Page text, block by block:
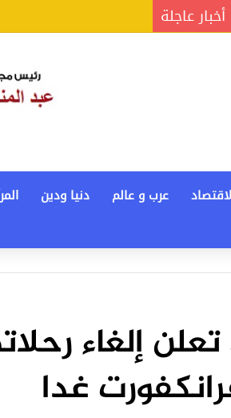
أخبار عاجلة
عرب و عالم دنيا ودين
إلغاء
غدا